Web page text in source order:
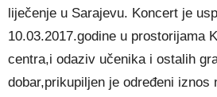
liječenje u Sarajevu. Koncert je
10.03.2017.godine u prostorijama
centra,i odaziv učenika i ostalih
dobar,prikupiljen je određeni iznos